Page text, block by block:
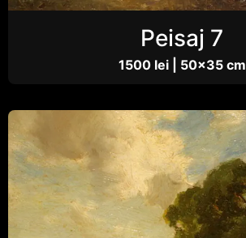
Peisaj 7
1500 lei | 50×35 cm